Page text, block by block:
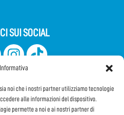
Informativa
noi che i nostri partner utilizziamo tecnologie
alle informazioni del dispositivo.
permette a noi e ai nostri partner di
SUI SOCIAL